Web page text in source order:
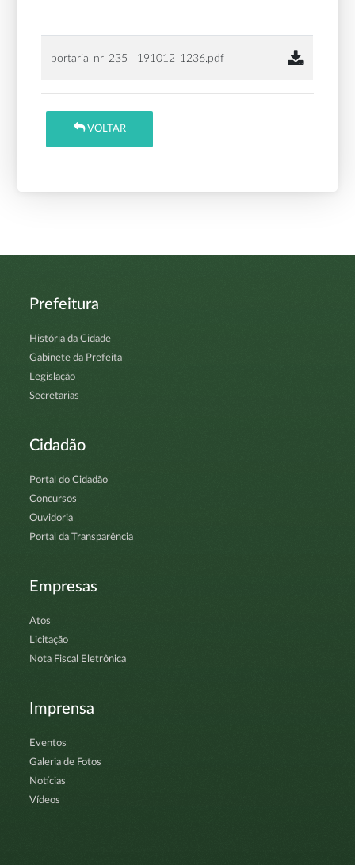
portaria_nr_235__191012_1236.pdf
VOLTAR
Prefeitura
História da Cidade
Gabinete da Prefeita
Legislação
Secretarias
Cidadão
Portal do Cidadão
Concursos
Ouvidoria
Portal da Transparência
Empresas
Atos
Licitação
Nota Fiscal Eletrônica
Imprensa
Eventos
Galeria de Fotos
Notícias
Vídeos